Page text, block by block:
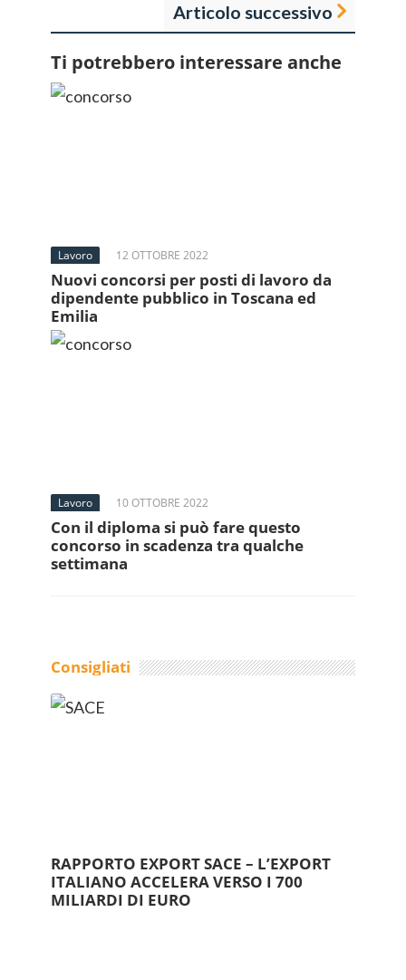
Articolo successivo
Ti potrebbero interessare anche
Lavoro 12 OTTOBRE 2022
Nuovi concorsi per posti di lavoro da
dipendente pubblico in Toscana ed
Emilia
Lavoro 10 OTTOBRE 2022
Con il diploma si può fare questo
concorso in scadenza tra qualche
settimana
Consigliati
RAPPORTO EXPORT SACE – L’EXPORT
ITALIANO ACCELERA VERSO I 700
MILIARDI DI EURO